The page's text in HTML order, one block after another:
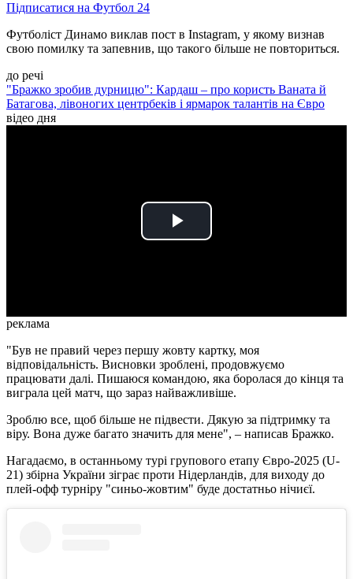
Підписатися на Футбол 24
Футболіст Динамо виклав пост в Instagram, у якому визнав
свою помилку та запевнив, що такого більше не повториться.
до речі
"Бражко зробив дурницю": Кардаш – про користь Ваната й
Батагова, лівоногих центрбеків і ярмарок талантів на Євро
відео дня
Play
реклама
"Був не правий через першу жовту картку, моя
відповідальність. Висновки зроблені, продовжуємо
працювати далі. Пишаюся командою, яка боролася до кінця та
виграла цей матч, що зараз найважливіше.
Зроблю все, щоб більше не підвести. Дякую за підтримку та
віру. Вона дуже багато значить для мене", – написав Бражко.
Нагадаємо, в останньому турі групового етапу Євро-2025 (U-
21) збірна України зіграє проти Нідерландів, для виходу до
плей-офф турніру "синьо-жовтим" буде достатньо нічиєї.